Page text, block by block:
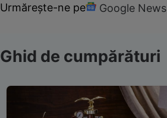
Urmărește-ne pe Google News
Ghid de cumpărături